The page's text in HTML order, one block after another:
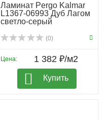
Ламинат Pergo Kalmar
L1367-06993 Дуб Лагом
светло-серый
(0)
Цена: 1 382 ₽/м2
Купить